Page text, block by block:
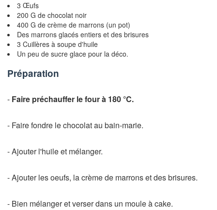
3 Œufs
200 G de chocolat noir
400 G de crème de marrons (un pot)
Des marrons glacés entiers et des brisures
3 Cuillères à soupe d'huile
Un peu de sucre glace pour la déco.
Préparation
- Faire préchauffer le four à 180 °C.
- Faire fondre le chocolat au bain-marie.
- Ajouter l'huile et mélanger.
- Ajouter les oeufs, la crème de marrons et des brisures.
- Bien mélanger et verser dans un moule à cake.